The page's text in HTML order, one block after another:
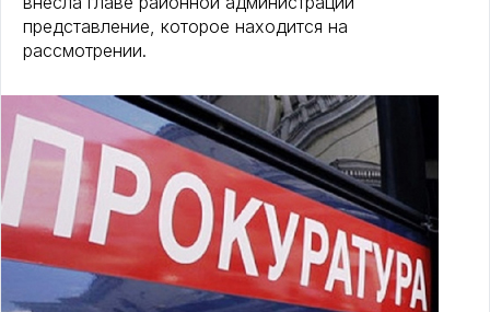
представление, которое находится на
рассмотрении.